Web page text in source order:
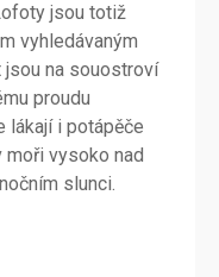
jsou totiž
vyhledávaným
na souostroví
proudu
lákají i potápěče
vysoko nad
slunci.